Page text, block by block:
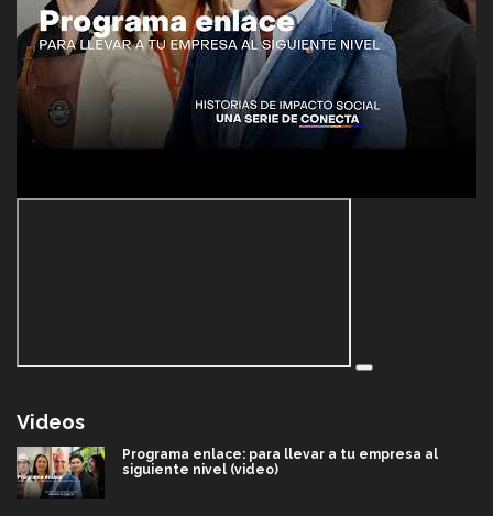
Videos
Programa enlace: para llevar a tu empresa al
siguiente nivel (video)